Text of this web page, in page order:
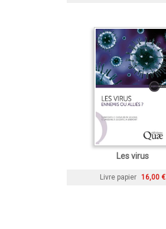
Les virus
Livre papier 16,00 €